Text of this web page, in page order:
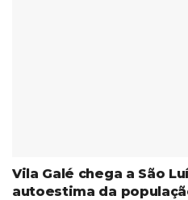
Vila Galé chega a São
autoestima da